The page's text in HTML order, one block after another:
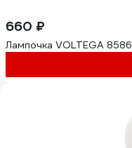
660 ₽
Лампочка VOLTEGA 8586